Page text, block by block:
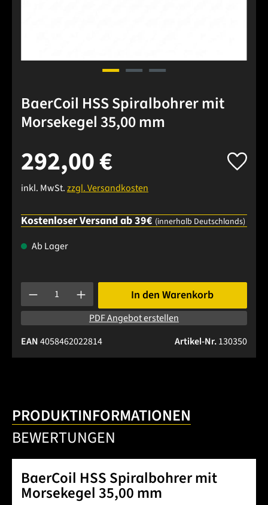
BaerCoil HSS Spiralbohrer mit
Morsekegel 35,00 mm
292,00 €
inkl. MwSt.zzgl. Versandkosten
Kostenloser Versand ab 39€ (innerhalb Deutschlands)
Ab Lager
Produkt Anzahl: Gib den gewünschten Wert ein oder
In den Warenkorb
PDF Angebot erstellen
Artikel-Nr.130350
EAN4058462022814
PRODUKTINFORMATIONEN
BEWERTUNGEN
BaerCoil HSS Spiralbohrer mit
Morsekegel 35,00 mm